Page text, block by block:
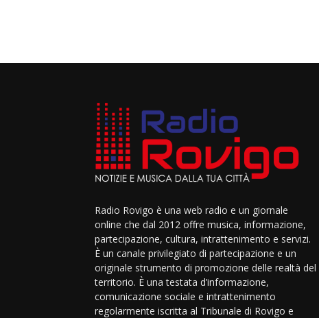
Radio Rovigo è una web radio e un giornale
online che dal 2012 offre musica, informazione,
partecipazione, cultura, intrattenimento e servizi.
È un canale privilegiato di partecipazione e un
originale strumento di promozione delle realtà del
territorio. È una testata d’informazione,
comunicazione sociale e intrattenimento
regolarmente iscritta al Tribunale di Rovigo e